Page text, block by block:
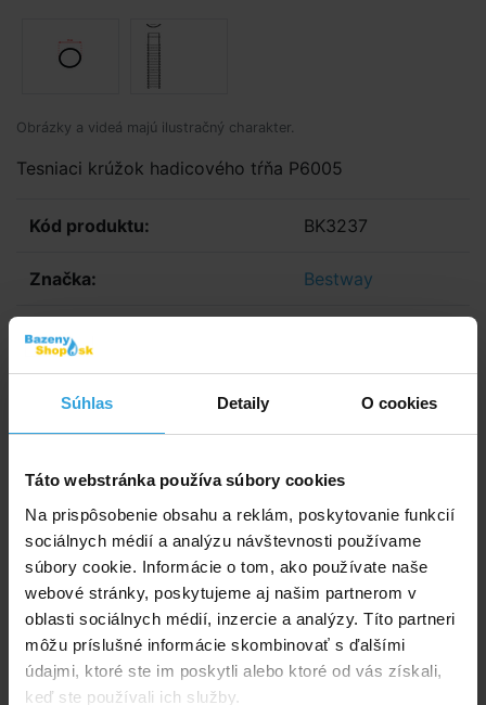
Súhlas Detaily O cookies
Táto webstránka používa súbory cookies
Na prispôsobenie obsahu a reklám, poskytovanie funkcií
sociálnych médií a analýzu návštevnosti používame
súbory cookie. Informácie o tom, ako používate naše
webové stránky, poskytujeme aj našim partnerom v
oblasti sociálnych médií, inzercie a analýzy. Títo partneri
môžu príslušné informácie skombinovať s ďalšími
údajmi, ktoré ste im poskytli alebo ktoré od vás získali,
keď ste používali ich služby.
Obrázky a videá majú ilustračný charakter.
Tesniaci krúžok hadicového tŕňa P6005
Kód produktu: BK3237
Značka: Bestway
E-shop:
0,85 EUR bez DPH 1,04 EUR
Spýtajte sa predavača
Podrobný popis
Podrobný popis
Kód tesnenia podľa manuálu: P6005